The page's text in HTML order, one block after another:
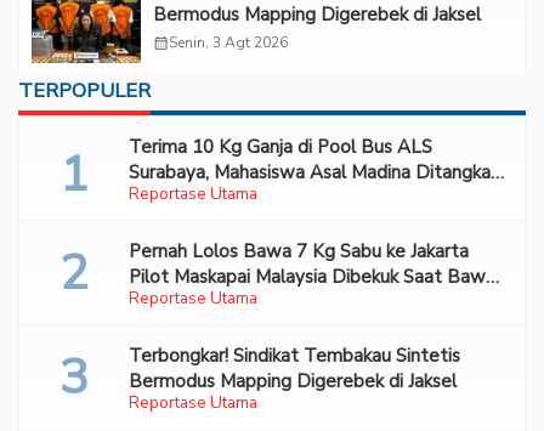
Bermodus Mapping Digerebek di Jaksel
calendar_monthSenin, 3 Agt 2026
TERPOPULER
Reportase Utama
Terima 10 Kg Ganja di Pool Bus ALS
Surabaya, Mahasiswa Asal Madina Ditangkap
Bareskrim
Reportase Utama
Pernah Lolos Bawa 7 Kg Sabu ke Jakarta
Pilot Maskapai Malaysia Dibekuk Saat Bawa
70 Ribu Pil Ekstasi Di Bandara Soetta
Reportase Utama
Terbongkar! Sindikat Tembakau Sintetis
Bermodus Mapping Digerebek di Jaksel